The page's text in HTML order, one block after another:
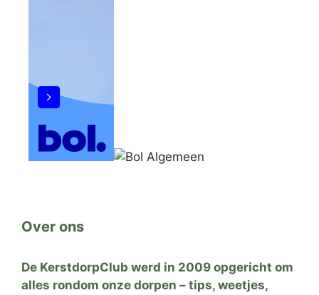
Over ons
De KerstdorpClub werd in 2009 opgericht om
alles rondom onze dorpen – tips, weetjes,